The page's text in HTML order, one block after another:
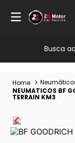
Busca
NEUMATICOS BF
TERRAIN KM3